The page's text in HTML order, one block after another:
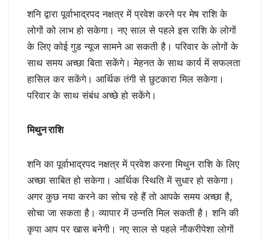
शनि द्वारा पूर्वाभाद्रपद नक्षत्र में प्रवेश करने पर मेष राशि के
लोगों को लाभ हो सकेगा। नए साल से पहले इस राशि के लोगों
के लिए कोई गुड न्यूज सामने आ सकती है। परिवार के लोगों के
साथ समय अच्छा बिता सकेंगे। मेहनत के साथ कार्य में सफलता
हासिल कर सकेंगे। आर्थिक तंगी से छुटकारा मिल सकेगा।
परिवार के साथ संबंध अच्छे हो सकेंगे।
मिथुन राशि
शनि का पूर्वाभाद्रपद नक्षत्र में प्रवेश करना मिथुन राशि के लिए
अच्छा साबित हो सकेगा। आर्थिक स्थिति में सुधार हो सकेगा।
अगर कुछ नया करने का सोच रहे हैं तो आपके समय अच्छा है,
सोचा जा सकता है। व्यापार में उन्नति मिल सकती है। शनि की
कृपा आप पर खास बनेगी। नए साल से पहले नौकरीपेशा लोगों